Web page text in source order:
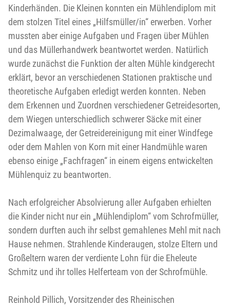
Kinderhänden. Die Kleinen konnten ein Mühlendiplom mit
dem stolzen Titel eines „Hilfsmüller/in“ erwerben. Vorher
mussten aber einige Aufgaben und Fragen über Mühlen
und das Müllerhandwerk beantwortet werden. Natürlich
wurde zunächst die Funktion der alten Mühle kindgerecht
erklärt, bevor an verschiedenen Stationen praktische und
theoretische Aufgaben erledigt werden konnten. Neben
dem Erkennen und Zuordnen verschiedener Getreidesorten,
dem Wiegen unterschiedlich schwerer Säcke mit einer
Dezimalwaage, der Getreidereinigung mit einer Windfege
oder dem Mahlen von Korn mit einer Handmühle waren
ebenso einige „Fachfragen“ in einem eigens entwickelten
Mühlenquiz zu beantworten.
Nach erfolgreicher Absolvierung aller Aufgaben erhielten
die Kinder nicht nur ein „Mühlendiplom“ vom Schrofmüller,
sondern durften auch ihr selbst gemahlenes Mehl mit nach
Hause nehmen. Strahlende Kinderaugen, stolze Eltern und
Großeltern waren der verdiente Lohn für die Eheleute
Schmitz und ihr tolles Helferteam von der Schrofmühle.
Reinhold Pillich, Vorsitzender des Rheinischen